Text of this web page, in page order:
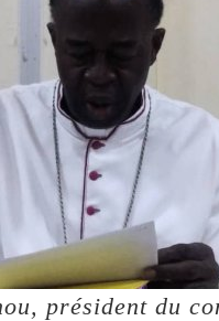
président du